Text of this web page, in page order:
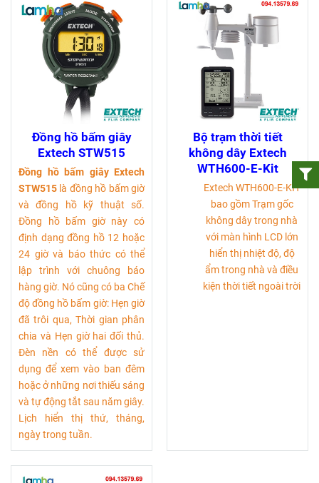
Đồng hồ bấm giây
Extech STW515
Đồng hồ bấm giây Extech
STW515 là đồng hồ bấm giờ
và đồng hồ kỹ thuật số.
Đồng hồ bấm giờ này có
định dạng đồng hồ 12 hoặc
24 giờ và báo thức có thể
lập trình với chuông báo
hàng giờ. Nó cũng có ba Chế
độ đồng hồ bấm giờ: Hẹn giờ
đã trôi qua, Thời gian phân
chia và Hẹn giờ hai đối thủ.
Đèn nền có thể được sử
dụng để xem vào ban đêm
hoặc ở những nơi thiếu sáng
và tự động tắt sau năm giây.
Lịch hiển thị thứ, tháng,
ngày trong tuần.
Bộ trạm thời tiết
không dây Extech
WTH600-E-Kit
Extech WTH600-E-KIT
bao gồm Trạm gốc
không dây trong nhà
với màn hình LCD lớn
hiển thị nhiệt độ, độ
ẩm trong nhà và điều
kiện thời tiết ngoài trời